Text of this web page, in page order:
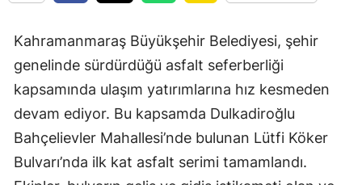
Kahramanmaraş Büyükşehir Belediyesi, şehir
genelinde sürdürdüğü asfalt seferberliği
kapsamında ulaşım yatırımlarına hız kesmeden
devam ediyor. Bu kapsamda Dulkadiroğlu
Bahçelievler Mahallesi’nde bulunan Lütfi Köker
Bulvarı’nda ilk kat asfalt serimi tamamlandı.